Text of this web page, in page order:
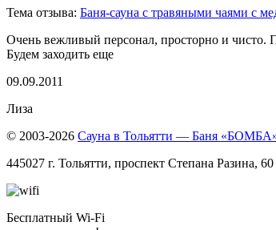
Тема отзыва: Баня-сауна с травяными чаями с
Очень вежливый персонал, просторно и чисто.
Будем заходить еще
09.09.2011
Лиза
© 2003-2026 Cауна в Тольятти — Баня
445027 г. Тольятти, проспект Степана Разина, 60
Бесплатный Wi-Fi